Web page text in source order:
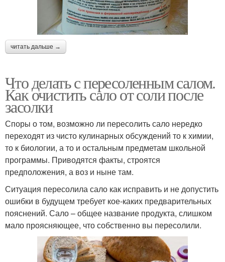
читать дальше →
Что делать с пересоленным салом.
Как очистить сало от соли после
засолки
Споры о том, возможно ли пересолить сало нередко
переходят из чисто кулинарных обсуждений то к химии,
то к биологии, а то и остальным предметам школьной
программы. Приводятся факты, строятся
предположения, а воз и ныне там.
Ситуация пересолила сало как исправить и не допустить
ошибки в будущем требует кое-каких предварительных
пояснений. Сало – общее название продукта, слишком
мало проясняющее, что собственно вы пересолили.